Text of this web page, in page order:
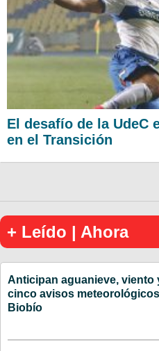
El desafío de la UdeC
en el Transición
+ Leído | Ahora
Anticipan aguanieve, viento
cinco avisos
Biobío